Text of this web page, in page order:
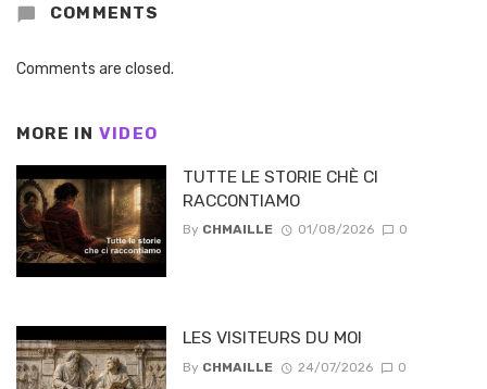
COMMENTS
Comments are closed.
MORE IN VIDEO
TUTTE LE STORIE CHÈ CI
RACCONTIAMO
By CHMAILLE 01/08/2026 0
LES VISITEURS DU MOI
By CHMAILLE 24/07/2026 0